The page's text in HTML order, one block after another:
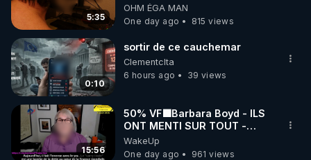
5:35
des dirigeants qui s'en
mettent dans le nez
OHM ÉGA MAN
One day ago
815 views
0:10
sortir de ce cauchemar
Clementclta
6 hours ago
39 views
15:56
50% VF🟩Barbara Boyd - ILS
ONT MENTI SUR TOUT -
Jocelyne Traduction
WakeUp
One day ago
961 views